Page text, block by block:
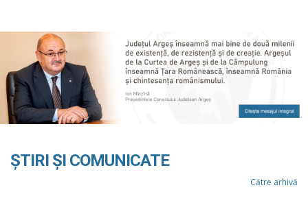
ȘTIRI ȘI COMUNICATE
Către arhivă